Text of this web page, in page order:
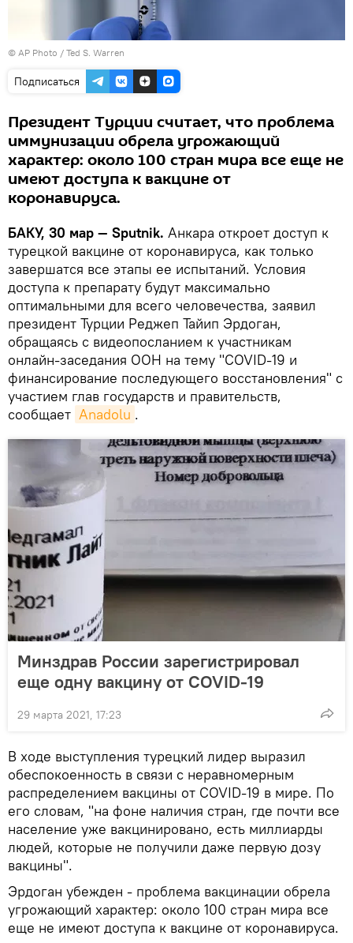
© AP Photo / Ted S. Warren
Подписаться
Президент Турции считает, что проблема
иммунизации обрела угрожающий
характер: около 100 стран мира все еще не
имеют доступа к вакцине от
коронавируса.
БАКУ, 30 мар — Sputnik. Анкара откроет доступ к
турецкой вакцине от коронавируса, как только
завершатся все этапы ее испытаний. Условия
доступа к препарату будут максимально
оптимальными для всего человечества, заявил
президент Турции Реджеп Тайип Эрдоган,
обращаясь с видеопосланием к участникам
онлайн-заседания ООН на тему "COVID-19 и
финансирование последующего восстановления" с
участием глав государств и правительств,
сообщает Anadolu .
Минздрав России зарегистрировал
еще одну вакцину от COVID-19
29 марта 2021, 17:23
В ходе выступления турецкий лидер выразил
обеспокоенность в связи с неравномерным
распределением вакцины от COVID-19 в мире. По
его словам, "на фоне наличия стран, где почти все
население уже вакцинировано, есть миллиарды
людей, которые не получили даже первую дозу
вакцины".
Эрдоган убежден - проблема вакцинации обрела
угрожающий характер: около 100 стран мира все
еще не имеют доступа к вакцине от коронавируса.